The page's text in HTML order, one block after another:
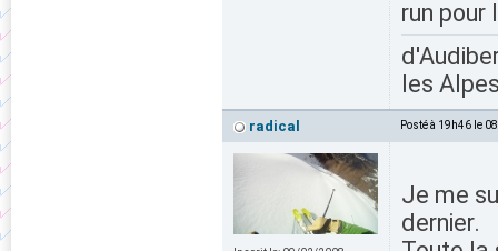
run pour
les
radical Posté à 19h46 le
Je me
dernier.